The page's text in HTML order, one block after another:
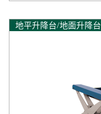
地平升降台/地面升降台